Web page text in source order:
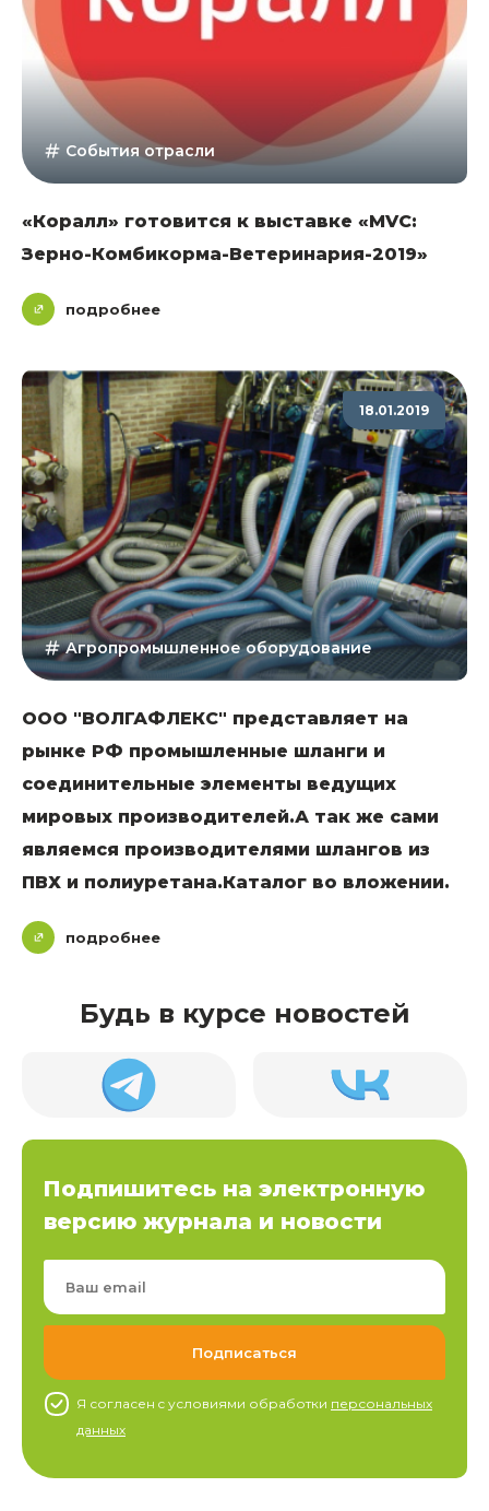
События отрасли
«Коралл» готовится к выставке «MVC:
Зерно-Комбикорма-Ветеринария-2019»
подробнее
18.01.2019
Агропромышленное оборудование
ООО "ВОЛГАФЛЕКС" представляет на
рынке РФ промышленные шланги и
соединительные элементы ведущих
мировых производителей.А так же сами
являемся производителями шлангов из
ПВХ и полиуретана.Каталог во вложении.
подробнее
Будь в курсе новостей
Подпишитесь на электронную
версию журнала и новости
Я согласен c условиями обработки персональных
данных